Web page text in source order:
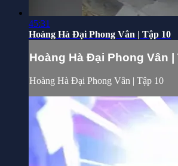
45:31
Hoàng Hà Đại Phong Vân | Tập 10
Hoàng Hà Đại Phong Vân |
Hoàng Hà Đại Phong Vân | Tập 10